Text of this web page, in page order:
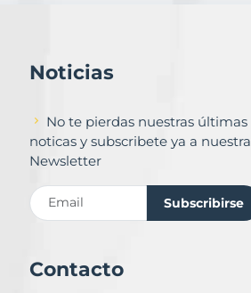
Noticias
No te pierdas nuestras últimas
noticas y subscribete ya a nuestra
Newsletter
Subscribirse
Contacto